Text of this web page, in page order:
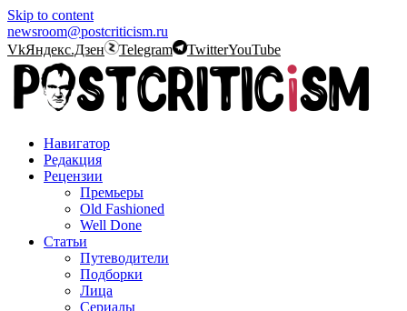
Skip to content
newsroom@postcriticism.ru
VkЯндекс.Дзен Telegram TwitterYouTube
Навигатор
Редакция
Рецензии
Премьеры
Old Fashioned
Well Done
Статьи
Путеводители
Подборки
Лица
Сериалы